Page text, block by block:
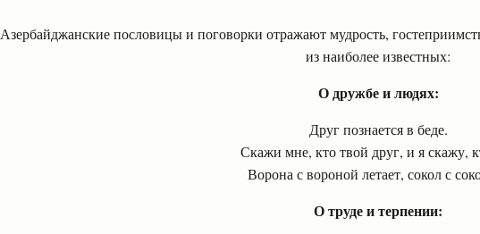
Азербайджанские пословицы и поговорки отражают мудрость,
из наиболее известных:
О дружбе и людях:
Друг познается в беде.
Скажи мне, кто твой друг, и я скажу,
Ворона с вороной летает, сокол с
О труде и терпении: